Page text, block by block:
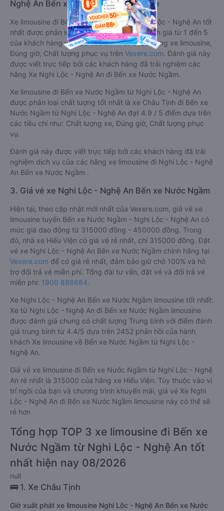
Nghệ An Bến xe Nước Ngầm limousine
Xe limousine đi Bến xe Nước Ngầm từ Nghi Lộc - Nghệ An tốt
nhất được phân loại chất lượng dựa trên đánh giá từ 1 đến 5
của khách hàng với các tiêu chí như: Chất lượng xe limousine,
Đúng giờ, Chất lượng phục vụ trên Vexere.com. Đánh giá này
được viết trực tiếp bởi các khách hàng đã trải nghiệm các
hãng Xe Nghi Lộc - Nghệ An đi Bến xe Nước Ngầm.
Xe limousine đi Bến xe Nước Ngầm từ Nghi Lộc - Nghệ An
được phân loại chất lượng tốt nhất là xe Châu Tịnh đi Bến xe
Nước Ngầm từ Nghi Lộc - Nghệ An đạt 4.9 / 5 điểm dựa trên
các tiêu chí như: Chất lượng xe, Đúng giờ, Chất lượng phục
vụ.
Đánh giá này được viết trực tiếp bởi các khách hàng đã trải
nghiệm dịch vụ của các hãng xe limousine đi Nghi Lộc - Nghệ
An Bến xe Nước Ngầm .
3. Giá vé xe Nghi Lộc - Nghệ An Bến xe Nước Ngầm
Hiện tại, theo cập nhật mới nhất của Vexere.com, giá vé xe
limousine tuyến Bến xe Nước Ngầm - Nghi Lộc - Nghệ An có
mức giá dao động từ 315000 đồng - 450000 đồng. Trong
đó, nhà xe Hiếu Viện có giá vé rẻ nhất, chỉ 315000 đồng. Đặt
vé xe Nghi Lộc - Nghệ An Bến xe Nước Ngầm chính hãng tại
Vexere.com để có giá rẻ nhất, đảm bảo giữ chỗ 100% và hỗ
trợ đổi trả vé miễn phí. Tổng đài tư vấn, đặt vé và đổi trả vé
miễn phí: 1900 888684.
Xe Nghi Lộc - Nghệ An Bến xe Nước Ngầm limousine tốt nhất:
Xe từ Nghi Lộc - Nghệ An đi Bến xe Nước Ngầm limousine
được đánh giá chung có chất lượng Trung bình với điểm đánh
giá trung bình từ 4.4/5 dựa trên 2452 phản hồi của hành
khách Xe limousine về Bến xe Nước Ngầm từ Nghi Lộc -
Nghệ An.
Giá vé xe limousine đi Bến xe Nước Ngầm từ Nghi Lộc - Nghệ
An rẻ nhất là 315000 của hãng xe Hiếu Viện. Tùy thuộc vào vị
trí ngồi của bạn và chương trình khuyến mãi, giá vé Xe Nghi
Lộc - Nghệ An đi Bến xe Nước Ngầm limousine này có thể sẽ
rẻ hơn
Tổng hợp TOP 3 xe limousine đi Bến xe
Nước Ngầm từ Nghi Lộc - Nghệ An tốt
nhất hiện nay 08/2026
null
🚌 1. Xe Châu Tịnh
Giờ xuất phát xe limousine Nghi Lộc - Nghệ An Bến xe Nước